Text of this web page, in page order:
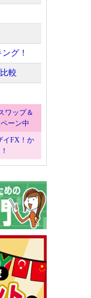
グ！
較
ワップ＆
ーン中
イFX！か